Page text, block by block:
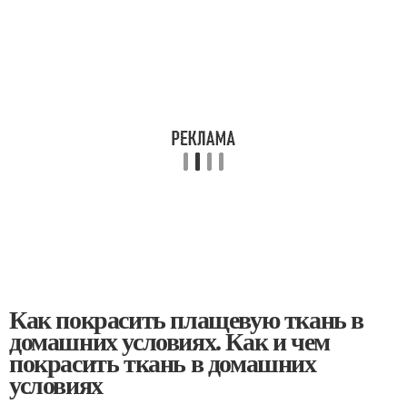
Как покрасить плащевую ткань в
домашних условиях. Как и чем
покрасить ткань в домашних
условиях